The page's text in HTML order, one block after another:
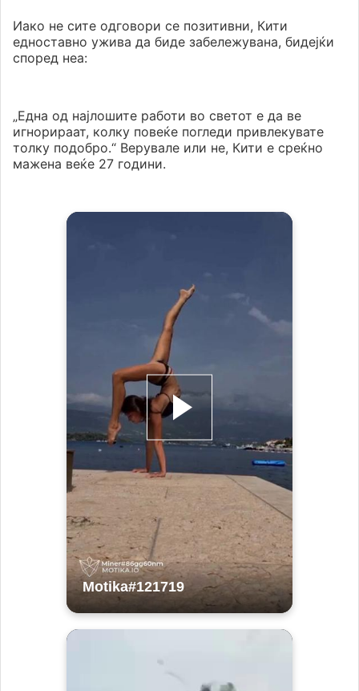
Иако не сите одговори се позитивни, Кити
едноставно ужива да биде забележувана, бидејќи
според неа:
„Една од најлошите работи во светот е да ве
игнорираат, колку повеќе погледи привлекувате
толку подобро.“ Верувале или не, Кити е среќно
мажена веќе 27 години.